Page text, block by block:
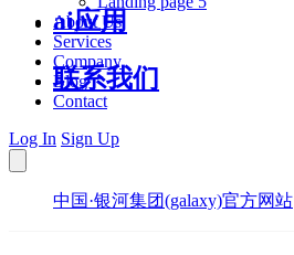
ai应用
联系我们
About Us
Services
Company
Blog
Contact
Log In Sign Up
中国·银河集团(galaxy)官方网站